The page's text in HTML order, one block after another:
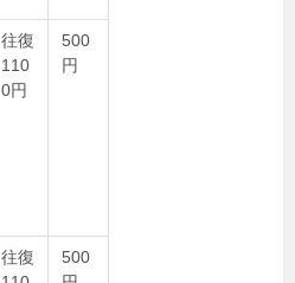
往復
110
0円
500
円
往復
500